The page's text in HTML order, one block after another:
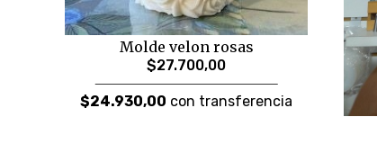
Molde velon rosas
$27.700,00
$24.930,00 con transferencia